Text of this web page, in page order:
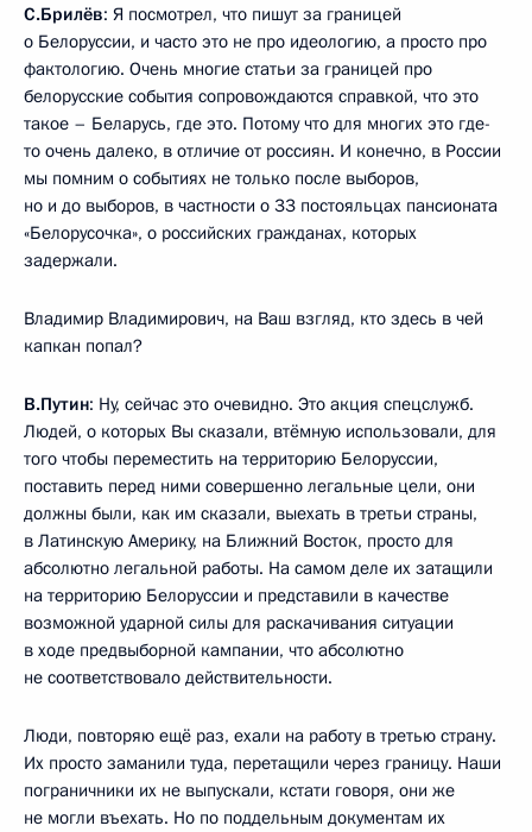
С.Брилёв: Я посмотрел, что пишут за границей
о Белоруссии, и часто это не про идеологию, а просто про
фактологию. Очень многие статьи за границей про
белорусские события сопровождаются справкой, что это
такое – Беларусь, где это. Потому что для многих это где-
то очень далеко, в отличие от россиян. И конечно, в России
мы помним о событиях не только после выборов,
но и до выборов, в частности о 33 постояльцах пансионата
«Белорусочка», о российских гражданах, которых
задержали.
Владимир Владимирович, на Ваш взгляд, кто здесь в чей
капкан попал?
В.Путин: Ну, сейчас это очевидно. Это акция спецслужб.
Людей, о которых Вы сказали, втёмную использовали, для
того чтобы переместить на территорию Белоруссии,
поставить перед ними совершенно легальные цели, они
должны были, как им сказали, выехать в третьи страны,
в Латинскую Америку, на Ближний Восток, просто для
абсолютно легальной работы. На самом деле их затащили
на территорию Белоруссии и представили в качестве
возможной ударной силы для раскачивания ситуации
в ходе предвыборной кампании, что абсолютно
не соответствовало действительности.
Люди, повторяю ещё раз, ехали на работу в третью страну.
Их просто заманили туда, перетащили через границу. Наши
пограничники их не выпускали, кстати говоря, они же
не могли въехать. Но по поддельным документам их